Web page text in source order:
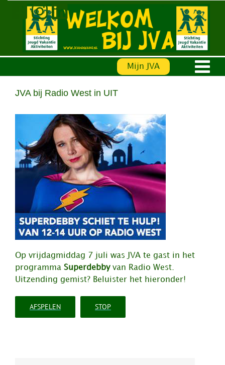
Mijn JVA
JVA bij Radio West in UIT
Op vrijdagmiddag 7 juli was JVA te gast in het
programma Superdebby van Radio West.
Uitzending gemist? Beluister het hieronder!
AFSPELEN STOP